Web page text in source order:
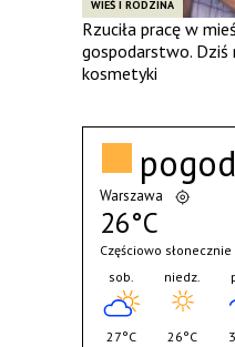
WIEŚ I RODZINA
Rzuciła pracę w
gospodarstwo. Dziś
kosmetyki
Warszawa
26°C
Częściowo słonecznie
sob.
27°C
niedz.
26°C